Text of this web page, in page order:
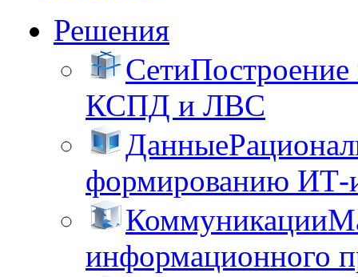
Решения
Сети
КСПД и ЛВС
Данные
формированию ИТ-
Коммуникации
информационного